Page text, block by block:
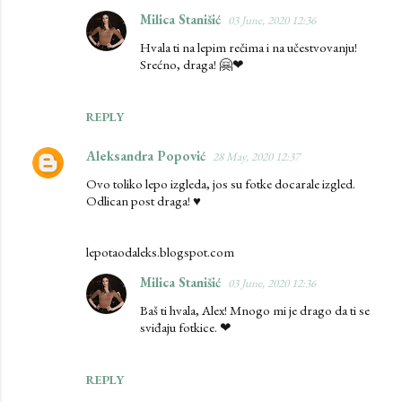
REPLY
Milica Stanišić 03 June, 2020 12:36
Hvala ti na lepim rečima i na učestvovanju!
Srećno, draga! 🤗❤
Aleksandra Popović 28 May, 2020 12:37
Ovo toliko lepo izgleda, jos su fotke docarale izgled.
Odlican post draga! ♥
lepotaodaleks.blogspot.com
REPLY
Milica Stanišić 03 June, 2020 12:36
Baš ti hvala, Alex! Mnogo mi je drago da ti se
sviđaju fotkice. ❤